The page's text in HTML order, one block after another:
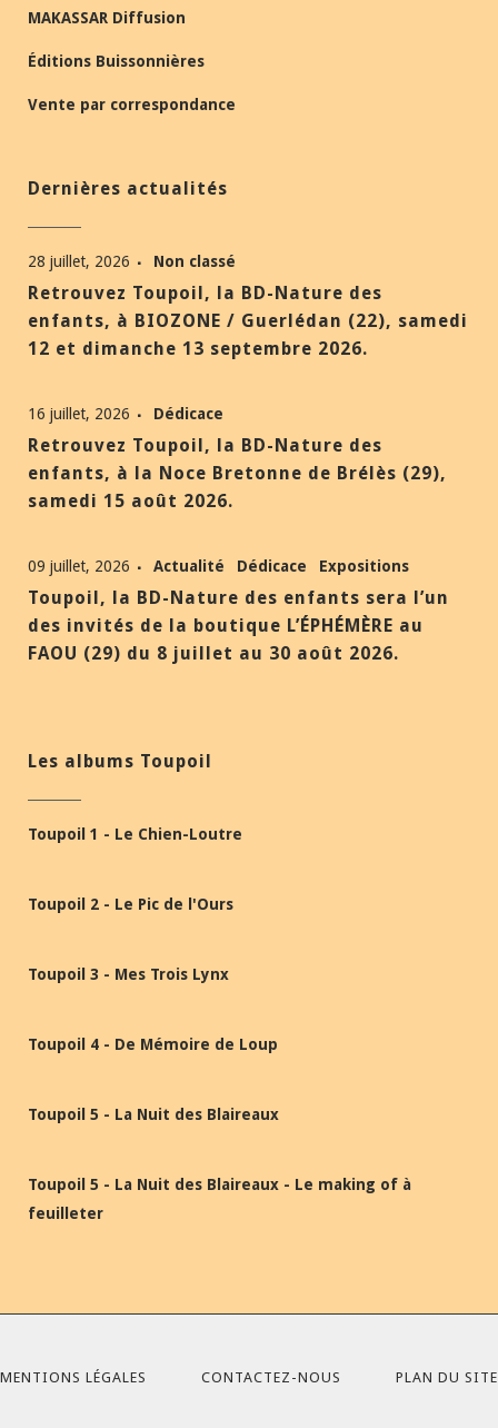
MAKASSAR Diffusion
Éditions Buissonnières
Vente par correspondance
Dernières actualités
28 juillet, 2026 Non classé
Retrouvez Toupoil, la BD-Nature des
enfants, à BIOZONE / Guerlédan (22), samedi
12 et dimanche 13 septembre 2026.
16 juillet, 2026 Dédicace
Retrouvez Toupoil, la BD-Nature des
enfants, à la Noce Bretonne de Brélès (29),
samedi 15 août 2026.
09 juillet, 2026 Actualité Dédicace Expositions
Toupoil, la BD-Nature des enfants sera l’un
des invités de la boutique L’ÉPHÉMÈRE au
FAOU (29) du 8 juillet au 30 août 2026.
Les albums Toupoil
Toupoil 1 - Le Chien-Loutre
Toupoil 2 - Le Pic de l'Ours
Toupoil 3 - Mes Trois Lynx
Toupoil 4 - De Mémoire de Loup
Toupoil 5 - La Nuit des Blaireaux
Toupoil 5 - La Nuit des Blaireaux - Le making of à
feuilleter
MENTIONS LÉGALES CONTACTEZ-NOUS PLAN DU SITE